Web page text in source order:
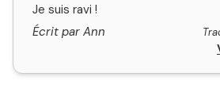
Je suis ravi !
Écrit par Ann